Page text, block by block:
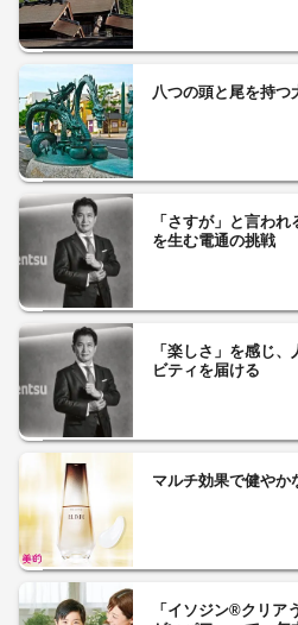
八つの頭と尾を持つ
「さすが」と言わ
を生む電通の挑戦
「楽しさ」を感じ
ビティを届ける
マルチ効果で健やか
「イソジン®クリア